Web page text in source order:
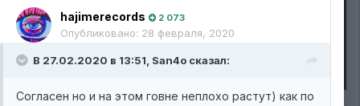
hajimerecords 2 073
Опубликовано: 28 февраля, 2020
В 27.02.2020 в 13:51, San4o сказал:
Согласен но и на этом говне неплохо растут) как по